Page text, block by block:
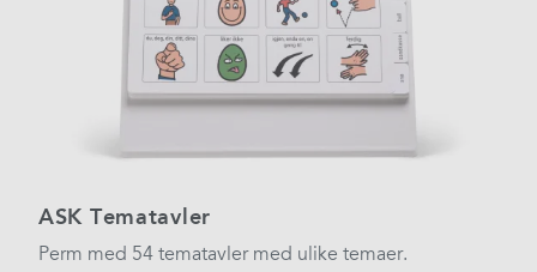
ASK Tematavler
Perm med 54 tematavler med ulike temaer.